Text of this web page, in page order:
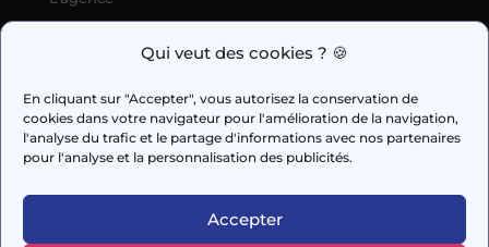
Qui veut des cookies ? 🍪
En cliquant sur "Accepter", vous autorisez la conservation de
cookies dans votre navigateur pour l'amélioration de la navigation,
l'analyse du trafic et le partage d'informations avec nos partenaires
pour l'analyse et la personnalisation des publicités.
Accepter
  